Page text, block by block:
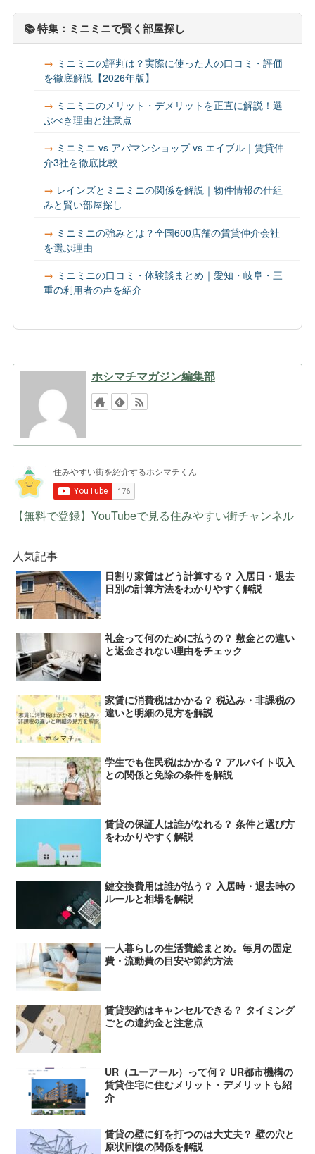
📚 特集：ミニミニで賢く部屋探し
ミニミニの評判は？実際に使った人の口コミ・評価
を徹底解説【2026年版】
ミニミニのメリット・デメリットを正直に解説！選
ぶべき理由と注意点
ミニミニ vs アパマンショップ vs エイブル｜賃貸仲
介3社を徹底比較
レインズとミニミニの関係を解説｜物件情報の仕組
みと賢い部屋探し
ミニミニの強みとは？全国600店舗の賃貸仲介会社
を選ぶ理由
ミニミニの口コミ・体験談まとめ｜愛知・岐阜・三
重の利用者の声を紹介
ホシマチマガジン編集部
【無料で登録】YouTubeで見る住みやすい街チャンネル
人気記事
日割り家賃はどう計算する？ 入居日・退去
日別の計算方法をわかりやすく解説
礼金って何のために払うの？ 敷金との違い
と返金されない理由をチェック
家賃に消費税はかかる？ 税込み・非課税の
違いと明細の見方を解説
学生でも住民税はかかる？ アルバイト収入
との関係と免除の条件を解説
賃貸の保証人は誰がなれる？ 条件と選び方
をわかりやすく解説
鍵交換費用は誰が払う？ 入居時・退去時の
ルールと相場を解説
一人暮らしの生活費総まとめ。毎月の固定
費・流動費の目安や節約方法
賃貸契約はキャンセルできる？ タイミング
ごとの違約金と注意点
UR（ユーアール）って何？ UR都市機構の
賃貸住宅に住むメリット・デメリットも紹
介
賃貸の壁に釘を打つのは大丈夫？ 壁の穴と
原状回復の関係を解説